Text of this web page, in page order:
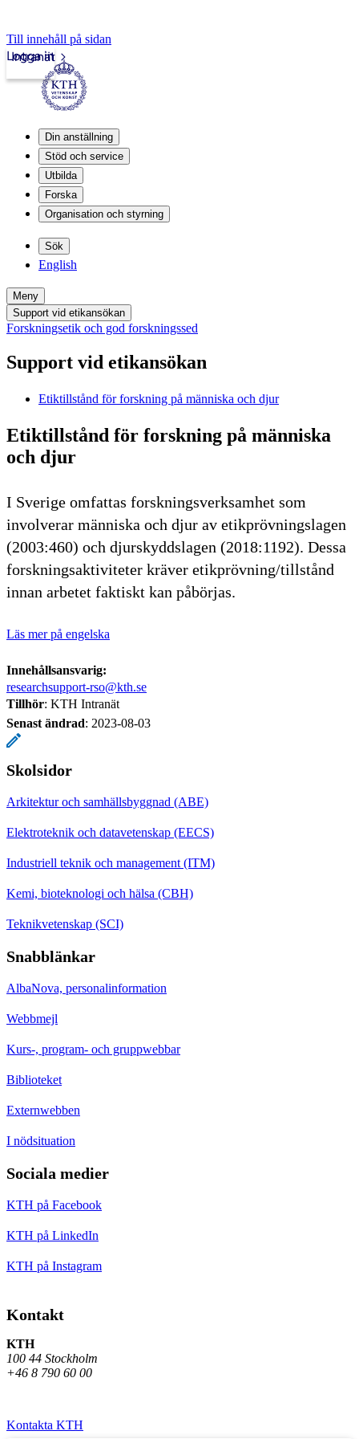
Till innehåll på sidan
Intranät
Logga in
Din anställning
Stöd och service
Utbilda
Forska
Organisation och styrning
Sök
English
Meny
Support vid etikansökan
Forskningsetik och god forskningssed
Support vid etikansökan
Etiktillstånd för forskning på människa och djur
Etiktillstånd för forskning på människa
och djur
I Sverige omfattas forskningsverksamhet som
involverar människa och djur av etikprövningslagen
(2003:460) och djurskyddslagen (2018:1192). Dessa
forskningsaktiviteter kräver etikprövning/tillstånd
innan arbetet faktiskt kan påbörjas.
Läs mer på engelska
Innehållsansvarig:
researchsupport-rso@kth.se
Tillhör: KTH Intranät
Senast ändrad: 2023-08-03
Skolsidor
Arkitektur och samhällsbyggnad (ABE)
Elektroteknik och datavetenskap (EECS)
Industriell teknik och management (ITM)
Kemi, bioteknologi och hälsa (CBH)
Teknikvetenskap (SCI)
Snabblänkar
AlbaNova, personalinformation
Webbmejl
Kurs-, program- och gruppwebbar
Biblioteket
Externwebben
I nödsituation
Sociala medier
KTH på Facebook
KTH på LinkedIn
KTH på Instagram
Kontakt
KTH
100 44 Stockholm
+46 8 790 60 00
Kontakta KTH